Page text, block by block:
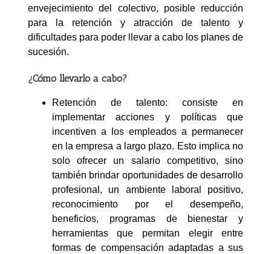
envejecimiento del colectivo, posible reducción
para la retención y atracción de talento y
dificultades para poder llevar a cabo los planes de
sucesión.
¿Cómo llevarlo a cabo?
Retención de talento: consiste en
implementar acciones y políticas que
incentiven a los empleados a permanecer
en la empresa a largo plazo. Esto implica no
solo ofrecer un salario competitivo, sino
también brindar oportunidades de desarrollo
profesional, un ambiente laboral positivo,
reconocimiento por el desempeño,
beneficios, programas de bienestar y
herramientas que permitan elegir entre
formas de compensación adaptadas a sus